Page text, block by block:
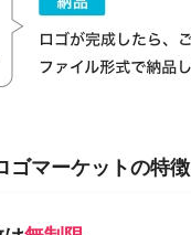
ゴマーケットの特徴